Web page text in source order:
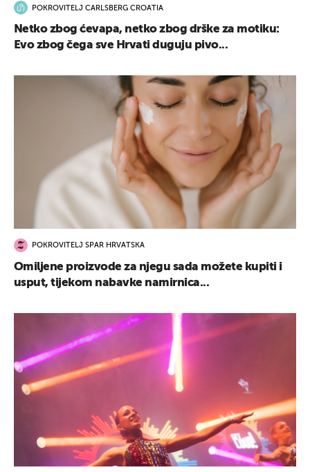
POKROVITELJ CARLSBERG CROATIA
Netko zbog ćevapa, netko zbog drške za motiku:
Evo zbog čega sve Hrvati duguju pivo...
POKROVITELJ SPAR HRVATSKA
Omiljene proizvode za njegu sada možete kupiti i
usput, tijekom nabavke namirnica...